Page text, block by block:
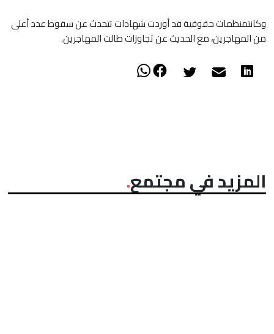
وكانتمنظمات حقوقية قد أوردت شهادات تتحدث عن سقوط عدد أعلى
من المهاجرين، مع الحديث عن تجاوزات طالت المهاجرين.
المزيد في مجتمع